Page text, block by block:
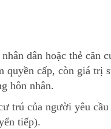
dân hoặc thẻ căn
quyền cấp, còn giá trị
hôn nhân.
trú của người yêu
tiếp).